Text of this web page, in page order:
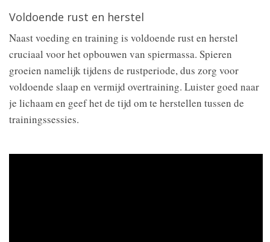
Voldoende rust en herstel
Naast voeding en training is voldoende rust en herstel
cruciaal voor het opbouwen van spiermassa. Spieren
groeien namelijk tijdens de rustperiode, dus zorg voor
voldoende slaap en vermijd overtraining. Luister goed naar
je lichaam en geef het de tijd om te herstellen tussen de
trainingssessies.